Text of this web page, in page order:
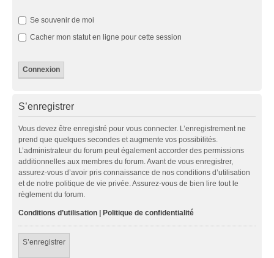
Se souvenir de moi
Cacher mon statut en ligne pour cette session
S’enregistrer
Vous devez être enregistré pour vous connecter. L’enregistrement ne
prend que quelques secondes et augmente vos possibilités.
L’administrateur du forum peut également accorder des permissions
additionnelles aux membres du forum. Avant de vous enregistrer,
assurez-vous d’avoir pris connaissance de nos conditions d’utilisation
et de notre politique de vie privée. Assurez-vous de bien lire tout le
règlement du forum.
Conditions d’utilisation | Politique de confidentialité
S’enregistrer